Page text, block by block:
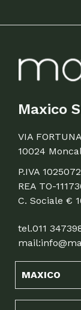
Maxico
VIA
10024
P.IVA
REA TO-
C. Sociale €
tel.011
mail:
MAXICO